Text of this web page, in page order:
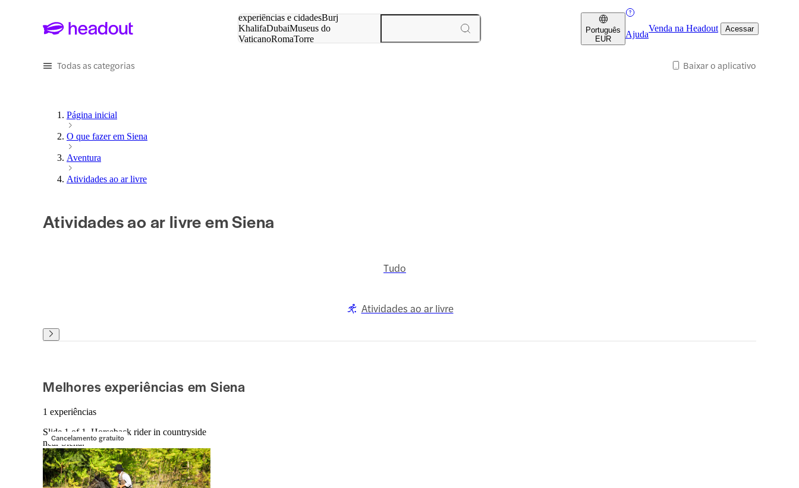
experiências e cidadesBurj
KhalifaDubaiMuseus do
VaticanoRomaTorre
Português
EUR
Ajuda
Venda na Headout Acessar
Todas as categorias Baixar o aplicativo
Página inicial
O que fazer em Siena
Aventura
Atividades ao ar livre
Atividades ao ar livre em Siena
Tudo
Atividades ao ar livre
Melhores experiências em Siena
1 experiências
Cancelamento gratuito
Slide 1 of 1, Horseback rider in countryside
near Siena.